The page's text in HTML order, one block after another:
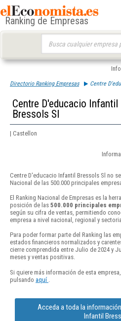
Ranking de Empresas
Directorio Ranking Empresas Centre
Centre D'educacio Infantil
Bressols Sl
| Castellon
Centre D'educacio Infantil Bressols Sl no
Nacional de las 500.000 principales
El Ranking Nacional de Empresas es la
posición de las 500.000 principales
según su cifra de ventas, permitiendo
empresa a nivel nacional, regional y
Para poder formar parte del Ranking las
estados financieros normalizados y
cierre comprendida entre Julio de 2024 y
meses y ventas positivas.
Si quiere más información de esta
pulsando aquí
Acceda a toda la
Infantil